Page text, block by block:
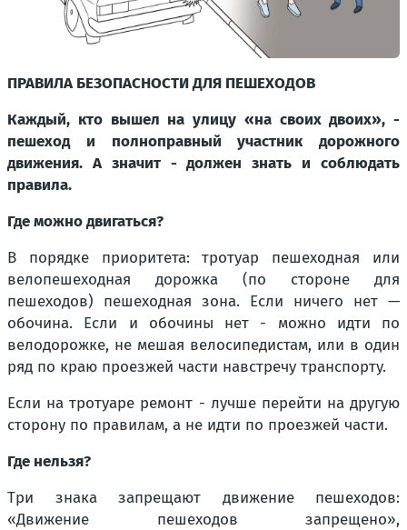
ПРАВИЛА БЕЗОПАСНОСТИ ДЛЯ ПЕШЕХОДОВ
Каждый, кто вышел на улицу «на своих двоих», -
пешеход и полноправный участник дорожного
движения. А значит - должен знать и соблюдать
правила.
Где можно двигаться?
В порядке приоритета: тротуар пешеходная или
велопешеходная дорожка (по стороне для
пешеходов) пешеходная зона. Если ничего нет —
обочина. Если и обочины нет - можно идти по
велодорожке, не мешая велосипедистам, или в один
ряд по краю проезжей части навстречу транспорту.
Если на тротуаре ремонт - лучше перейти на другую
сторону по правилам, а не идти по проезжей части.
Где нельзя?
Три знака запрещают движение пешеходов:
«Движение пешеходов запрещено»,